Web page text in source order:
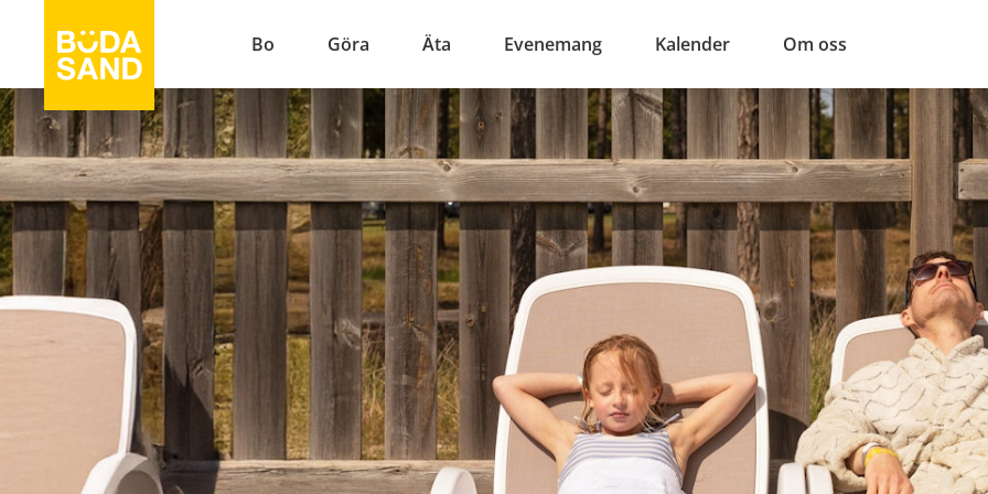
Bo Göra Äta Evenemang Kalender Om oss